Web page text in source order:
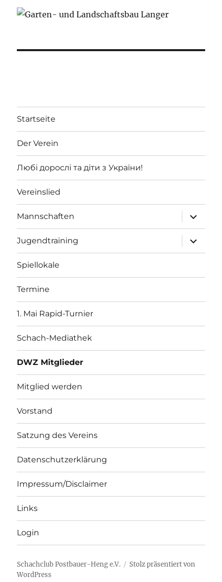
Startseite
Der Verein
Любі дорослі та діти з України!
Vereinslied
Mannschaften
öffnen
Jugendtraining
öffnen
Spiellokale
Termine
1. Mai Rapid-Turnier
Schach-Mediathek
DWZ Mitglieder
Mitglied werden
Vorstand
Satzung des Vereins
Datenschutzerklärung
Impressum/Disclaimer
Links
Login
Schachclub Postbauer-Heng e.V.
Stolz präsentiert von
WordPress